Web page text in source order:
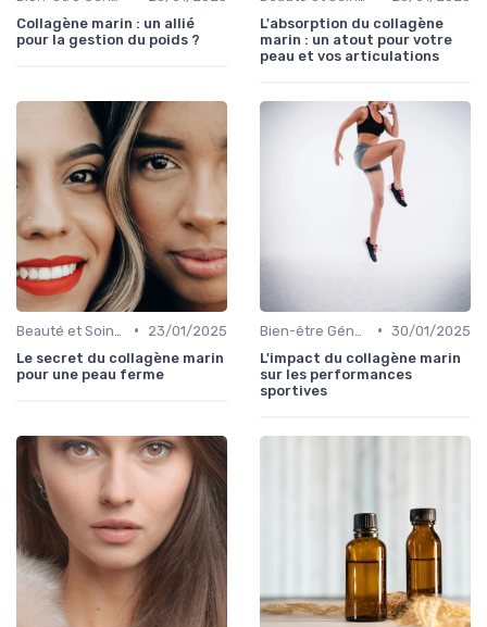
Collagène marin : un allié
pour la gestion du poids ?
L'absorption du collagène
marin : un atout pour votre
peau et vos articulations
•
23/01/2025
Le secret du collagène marin
pour une peau ferme
• 30/01/2025
L'impact du collagène marin
sur les performances
sportives